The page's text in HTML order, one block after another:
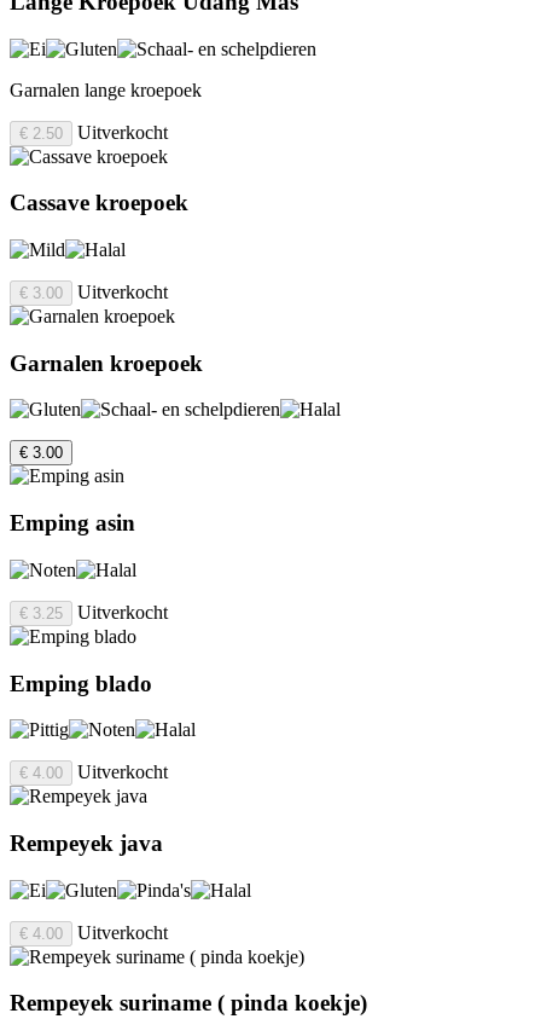
Garnalen lange kroepoek
€ 2.50 Uitverkocht
Cassave kroepoek
€ 3.00 Uitverkocht
Garnalen kroepoek
€ 3.00
Emping asin
€ 3.25 Uitverkocht
Emping blado
€ 4.00 Uitverkocht
Rempeyek java
€ 4.00 Uitverkocht
Rempeyek suriname ( pinda koekje)